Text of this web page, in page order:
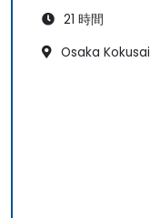
21 時間
Osaka Kokusai